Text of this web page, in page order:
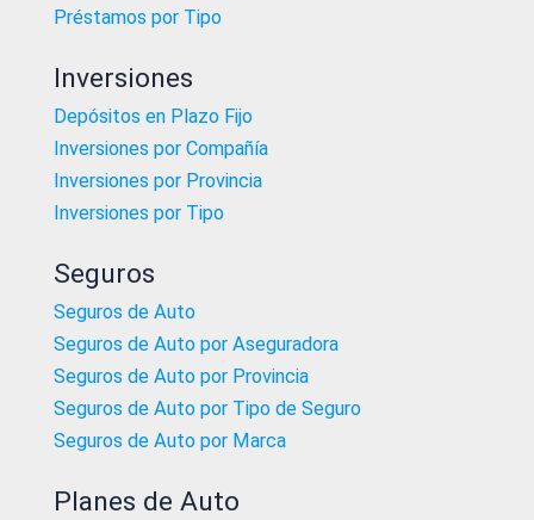
Préstamos por Tipo
Inversiones
Depósitos en Plazo Fijo
Inversiones por Compañía
Inversiones por Provincia
Inversiones por Tipo
Seguros
Seguros de Auto
Seguros de Auto por Aseguradora
Seguros de Auto por Provincia
Seguros de Auto por Tipo de Seguro
Seguros de Auto por Marca
Planes de Auto